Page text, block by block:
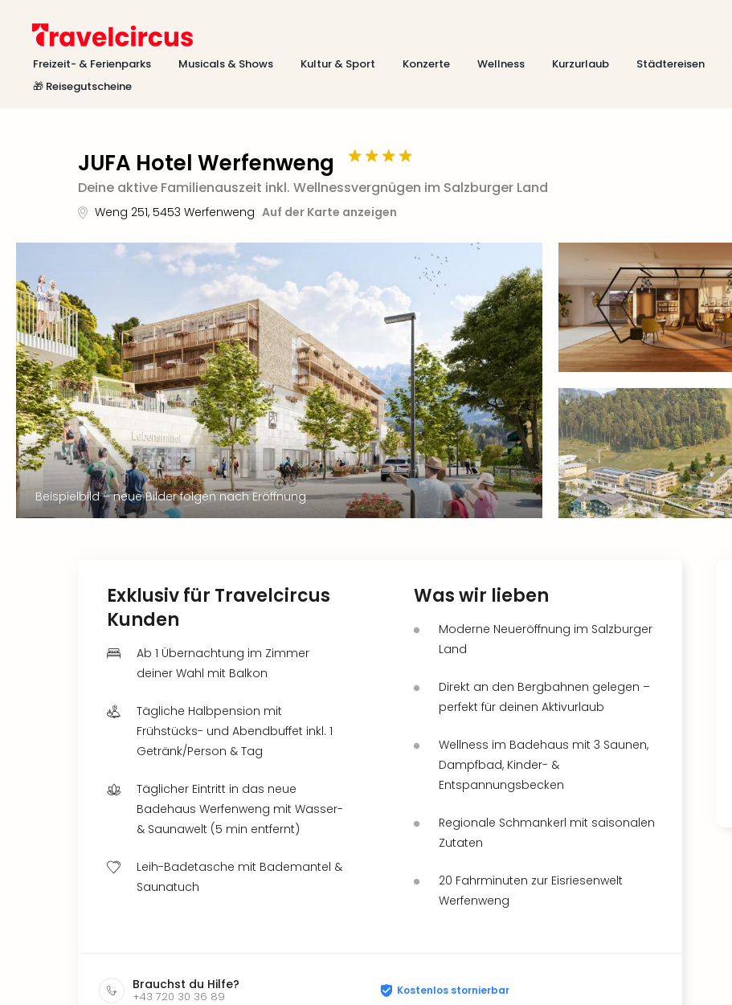
Freizeit- & Ferienparks Musicals & Shows Kultur & Sport Konzerte Wellness Kurzurlaub Städtereisen
🎁 Reisegutscheine
JUFA Hotel Werfenweng
Deine aktive Familienauszeit inkl. Wellnessvergnügen im Salzburger Land
Weng 251, 5453 Werfenweng Auf der Karte anzeigen
Beispielbild – neue Bilder folgen nach Eröffnung
Exklusiv für Travelcircus
Kunden
Ab 1 Übernachtung im Zimmer
deiner Wahl mit Balkon
Tägliche Halbpension mit
Frühstücks- und Abendbuffet inkl. 1
Getränk/Person & Tag
Täglicher Eintritt in das neue
Badehaus Werfenweng mit Wasser-
& Saunawelt (5 min entfernt)
Leih-Badetasche mit Bademantel &
Saunatuch
Was wir lieben
Moderne Neueröffnung im Salzburger
Land
Direkt an den Bergbahnen gelegen –
perfekt für deinen Aktivurlaub
Wellness im Badehaus mit 3 Saunen,
Dampfbad, Kinder- &
Entspannungsbecken
Regionale Schmankerl mit saisonalen
Zutaten
20 Fahrminuten zur Eisriesenwelt
Werfenweng
Brauchst du Hilfe?
+43 720 30 36 89 Kostenlos stornierbar